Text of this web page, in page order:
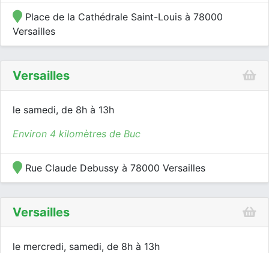
Place de la Cathédrale Saint-Louis à 78000
Versailles
Versailles
le samedi, de 8h à 13h
Environ 4 kilomètres de Buc
Rue Claude Debussy à 78000 Versailles
Versailles
le mercredi, samedi, de 8h à 13h